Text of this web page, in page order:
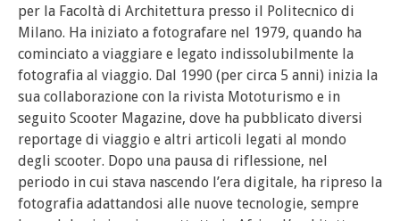
per la Facoltà di Architettura presso il Politecnico di
Milano. Ha iniziato a fotografare nel 1979, quando ha
cominciato a viaggiare e legato indissolubilmente la
fotografia al viaggio. Dal 1990 (per circa 5 anni) inizia la
sua collaborazione con la rivista Mototurismo e in
seguito Scooter Magazine, dove ha pubblicato diversi
reportage di viaggio e altri articoli legati al mondo
degli scooter. Dopo una pausa di riflessione, nel
periodo in cui stava nascendo l’era digitale, ha ripreso la
fotografia adattandosi alle nuove tecnologie, sempre